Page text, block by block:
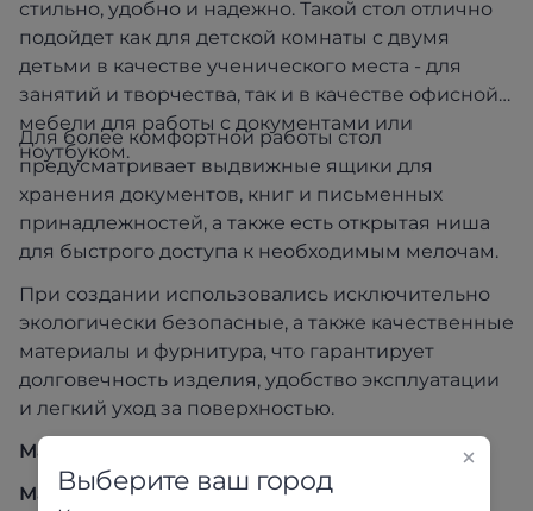
стильно, удобно и надежно. Такой стол отлично
подойдет как для детской комнаты с двумя
детьми в качестве ученического места - для
занятий и творчества, так и в качестве офисной
мебели для работы с документами или
ноутбуком.
Для более комфортной работы стол
предусматривает выдвижные ящики для
хранения документов, книг и письменных
принадлежностей, а также есть открытая ниша
для быстрого доступа к необходимым мелочам.
При создании использовались исключительно
экологически безопасные, а также качественные
материалы и фурнитура, что гарантирует
долговечность изделия, удобство эксплуатации
и легкий уход за поверхностью.
Материал корпуса
Материал фасада: ЛДСП, цвет Белый глянец
Выберите ваш город